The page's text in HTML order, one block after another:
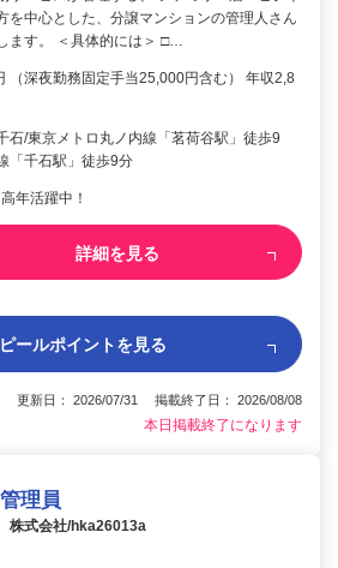
を中心とした、分譲マンションの管理人さん
ます。 ＜具体的には＞ □…
（深夜勤務固定手当25,000円含む） 年収2,8
石/東京メトロ丸ノ内線「茗荷谷駅」徒歩9
「千石駅」徒歩9分
年活躍中！
詳細を見る
ールポイントを見る
更新日： 2026/07/31 掲載終了日： 2026/08/08
本日掲載終了になります
理員
株式会社/hka26013a